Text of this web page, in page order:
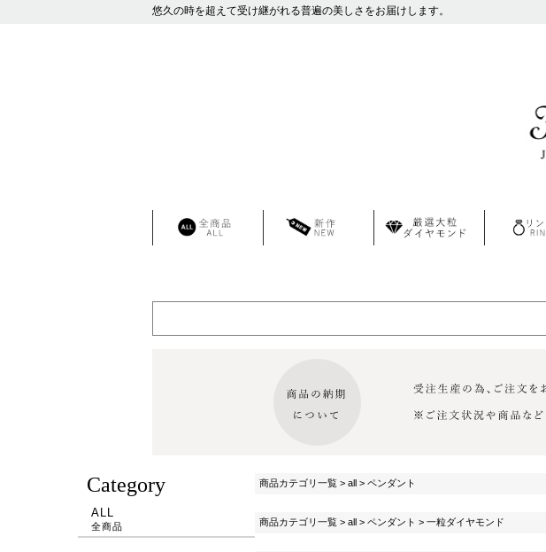
悠久の時を超えて受け継がれる普遍の美しさをお届けします。
Category
ALL
全商品
商品カテゴリ一覧> all> ペンダント
商品カテゴリ一覧> all> ペンダント > 一粒ダイヤモンド